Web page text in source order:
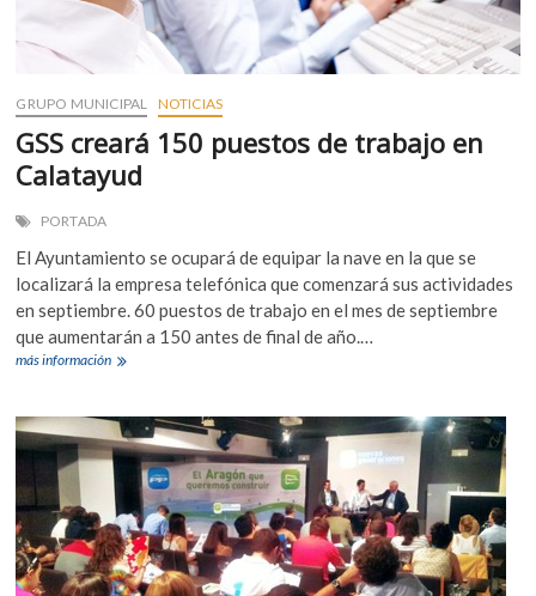
GRUPO MUNICIPAL NOTICIAS
GSS creará 150 puestos de trabajo en
Calatayud
PORTADA
El Ayuntamiento se ocupará de equipar la nave en la que se
localizará la empresa telefónica que comenzará sus actividades
en septiembre. 60 puestos de trabajo en el mes de septiembre
que aumentarán a 150 antes de final de año.…
más informaciónGSS
puestos
de
trabajo
en
Calatayud